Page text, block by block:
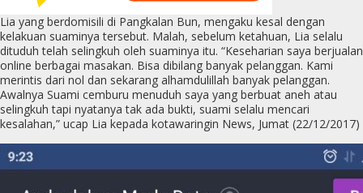
Lia yang berdomisili di Pangkalan Bun, mengaku kesal dengan
kelakuan suaminya tersebut. Malah, sebelum ketahuan, Lia selalu
dituduh telah selingkuh oleh suaminya itu. “Keseharian saya berjualan
online berbagai masakan. Bisa dibilang banyak pelanggan. Kami
merintis dari nol dan sekarang alhamdulillah banyak pelanggan.
Awalnya Suami cemburu menuduh saya yang berbuat aneh atau
selingkuh tapi nyatanya tak ada bukti, suami selalu mencari
kesalahan,” ucap Lia kepada kotawaringin News, Jumat (22/12/2017)